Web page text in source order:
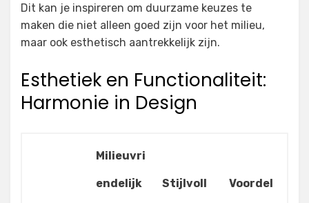
Dit kan je inspireren om duurzame keuzes te
maken die niet alleen goed zijn voor het milieu,
maar ook esthetisch aantrekkelijk zijn.
Esthetiek en Functionaliteit:
Harmonie in Design
Milieuvri
endelijk Stijlvoll Voordel